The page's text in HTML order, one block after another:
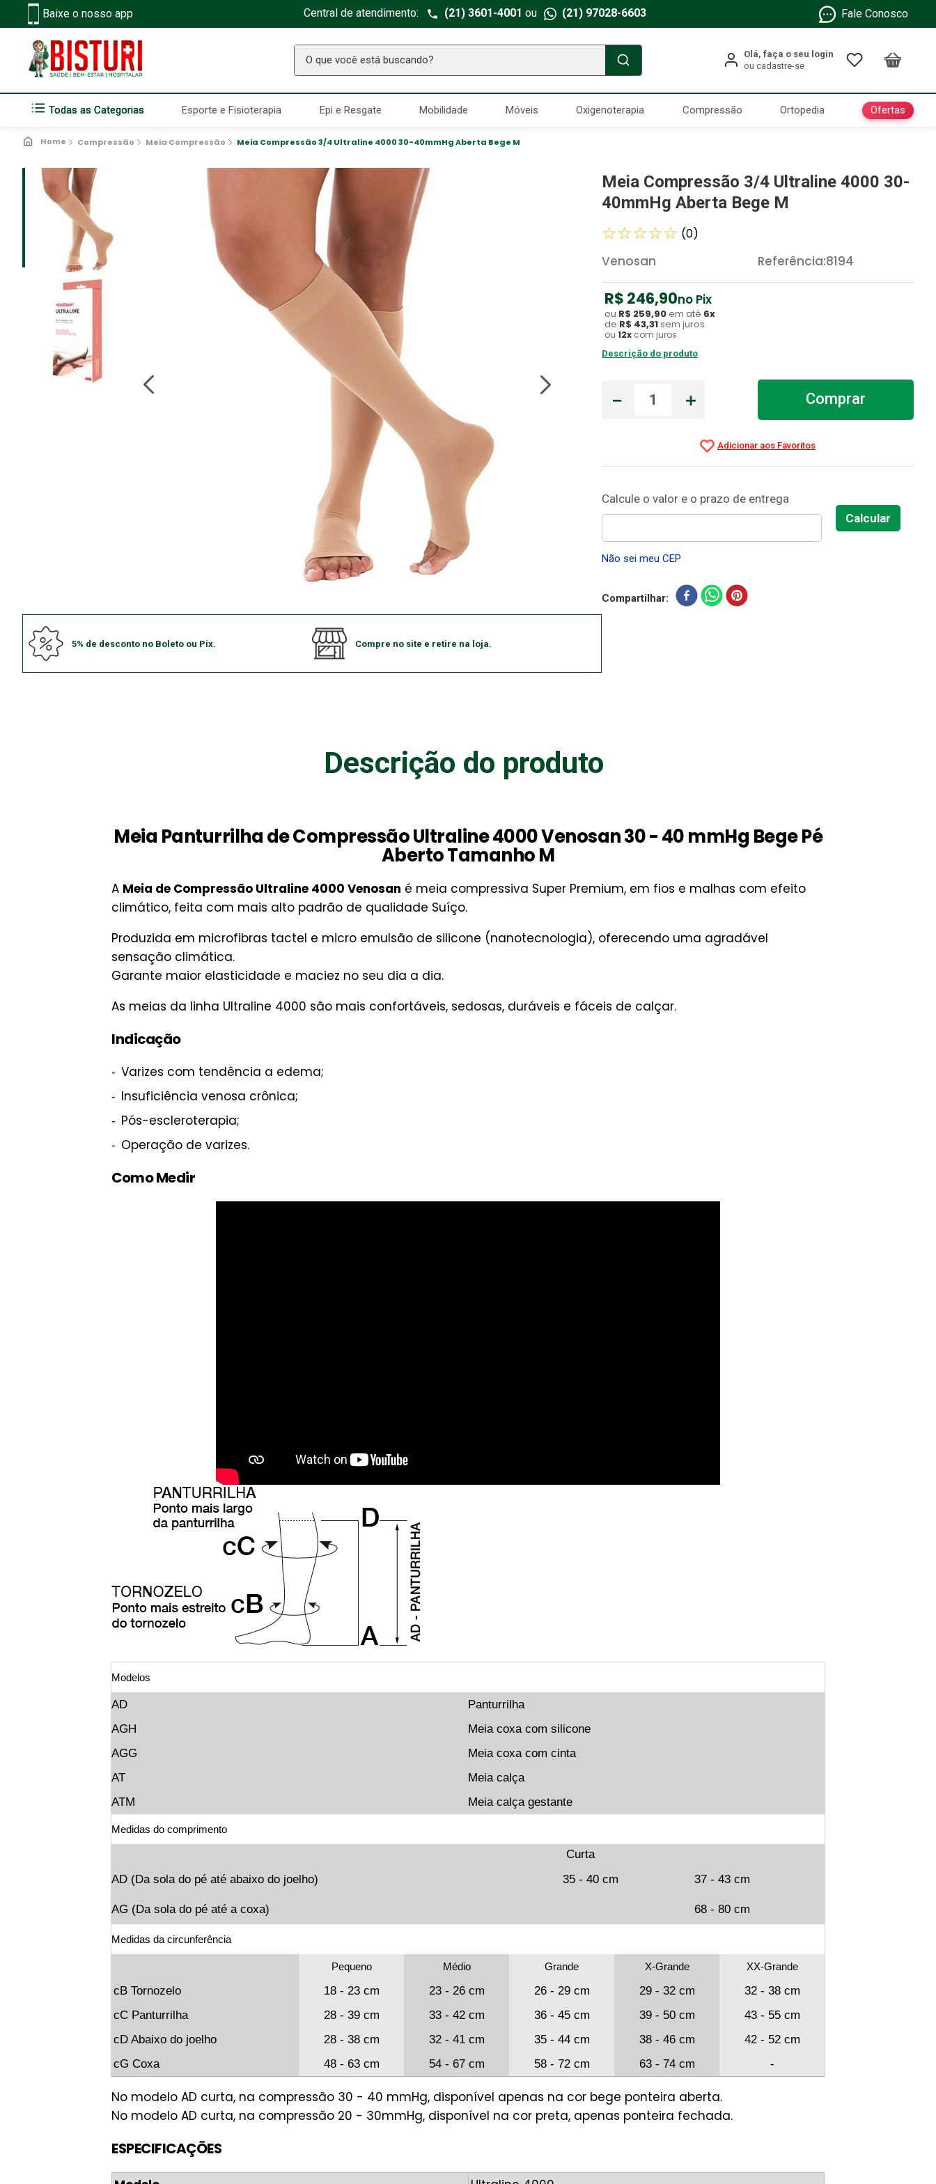
Baixe o nosso app Central de atendimento: (21) 3601-4001 ou (21) 97028-6603 Fale Conosco
O que você está buscando?
Todas as Categorias Esporte e Fisioterapia Epi e Resgate Mobilidade Móveis Oxigenoterapia Compressão Ortopedia Ofertas
Compressão Meia Compressão Meia Compressão 3/4 Ultraline 4000 30-40mmHg Aberta Bege M
5% de desconto no Boleto ou Pix. Compre no site e retire na loja.
Meia Compressão 3/4 Ultraline 4000 30-
40mmHg Aberta Bege M
☆☆☆☆☆ (0)
Venosan Referência:8194
R$ 246,90no Pix
ou R$ 259,90em até 6x
de R$ 43,31 sem juros
ou 12x com juros
Descrição do produto
＋
－ Comprar
Não sei meu CEP
Compartilhar
Descrição do produto
Meia Panturrilha de Compressão Ultraline 4000 Venosan 30 - 40 mmHg Bege Pé
Aberto Tamanho M
A Meia de Compressão Ultraline 4000 Venosan é meia compressiva Super Premium, em fios e malhas com efeito
climático, feita com mais alto padrão de qualidade Suíço.
Produzida em microfibras tactel e micro emulsão de silicone (nanotecnologia), oferecendo uma agradável
sensação climática.
Garante maior elasticidade e maciez no seu dia a dia.
As meias da linha Ultraline 4000 são mais confortáveis, sedosas, duráveis e fáceis de calçar.
Indicação
Varizes com tendência a edema;
Insuficiência venosa crônica;
Pós-escleroterapia;
Operação de varizes.
Como Medir
Modelos
AD
Panturrilha
AGH
Meia coxa com silicone
AGG
Meia coxa com cinta
AT
Meia calça
ATM
Meia calça gestante
Medidas do comprimento
Curta
AD (Da sola do pé até abaixo do joelho)
35 - 40 cm 37 - 43 cm
AG (Da sola do pé até a coxa) 68 - 80 cm
Medidas da circunferência
Pequeno Médio Grande X-Grande XX-Grande
cB Tornozelo 18 - 23 cm 23 - 26 cm 26 - 29 cm 29 - 32 cm
32 - 38 cm
cC Panturrilha
28 - 39 cm 33 - 42 cm 36 - 45 cm 39 - 50 cm
43 - 55 cm
cD Abaixo do joelho
28 - 38 cm 32 - 41 cm 35 - 44 cm 38 - 46 cm
42 - 52 cm
cG Coxa
48 - 63 cm 54 - 67 cm 58 - 72 cm 63 - 74 cm -
No modelo AD curta, na compressão 30 - 40 mmHg, disponível apenas na cor bege ponteira aberta.
No modelo AD curta, na compressão 20 - 30mmHg, disponível na cor preta, apenas ponteira fechada.
ESPECIFICAÇÕES
TERMOS MAIS BUSCADOS
Seringa Insulina
2º Fralda Geriatrica
3º
Estetoscopio Littmann
º Littmann
Absorvente Geriatrico
º Gaze Esteril
8 Aparelho Pressão
Cadeira Banho